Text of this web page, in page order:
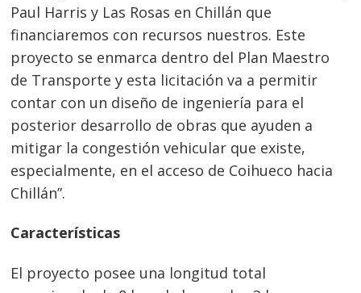
Paul Harris y Las Rosas en Chillán que
financiaremos con recursos nuestros. Este
proyecto se enmarca dentro del Plan Maestro
de Transporte y esta licitación va a permitir
contar con un diseño de ingeniería para el
posterior desarrollo de obras que ayuden a
mitigar la congestión vehicular que existe,
especialmente, en el acceso de Coihueco hacia
Chillán”.
Características
El proyecto posee una longitud total